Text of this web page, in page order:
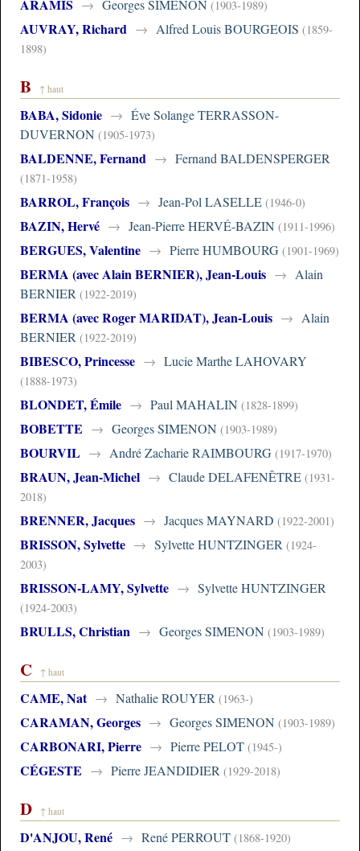
ARAMIS → Georges SIMENON (1903-1989)
AUVRAY, Richard → Alfred Louis BOURGEOIS (1859-
1898)
B ↑ haut
BABA, Sidonie → Éve Solange TERRASSON-
DUVERNON (1905-1973)
BALDENNE, Fernand → Fernand BALDENSPERGER
(1871-1958)
BARROL, François → Jean-Pol LASELLE (1946-0)
BAZIN, Hervé → Jean-Pierre HERVÉ-BAZIN (1911-1996)
BERGUES, Valentine → Pierre HUMBOURG (1901-1969)
BERMA (avec Alain BERNIER), Jean-Louis → Alain
BERNIER (1922-2019)
BERMA (avec Roger MARIDAT), Jean-Louis → Alain
BERNIER (1922-2019)
BIBESCO, Princesse → Lucie Marthe LAHOVARY
(1888-1973)
BLONDET, Émile → Paul MAHALIN (1828-1899)
BOBETTE → Georges SIMENON (1903-1989)
BOURVIL → André Zacharie RAIMBOURG (1917-1970)
BRAUN, Jean-Michel → Claude DELAFENÊTRE (1931-
2018)
BRENNER, Jacques → Jacques MAYNARD (1922-2001)
BRISSON, Sylvette → Sylvette HUNTZINGER (1924-
2003)
BRISSON-LAMY, Sylvette → Sylvette HUNTZINGER
(1924-2003)
BRULLS, Christian → Georges SIMENON (1903-1989)
C ↑ haut
CAME, Nat → Nathalie ROUYER (1963-)
CARAMAN, Georges → Georges SIMENON (1903-1989)
CARBONARI, Pierre → Pierre PELOT (1945-)
CÉGESTE → Pierre JEANDIDIER (1929-2018)
D ↑ haut
D'ANJOU, René → René PERROUT (1868-1920)